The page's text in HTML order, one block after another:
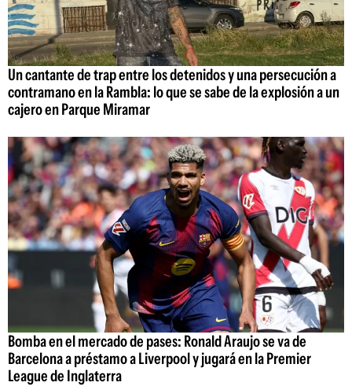
Un cantante de trap entre los detenidos y una persecución a
contramano en la Rambla: lo que se sabe de la explosión a un
cajero en Parque Miramar
Bomba en el mercado de pases: Ronald Araujo se va de
Barcelona a préstamo a Liverpool y jugará en la Premier
League de Inglaterra